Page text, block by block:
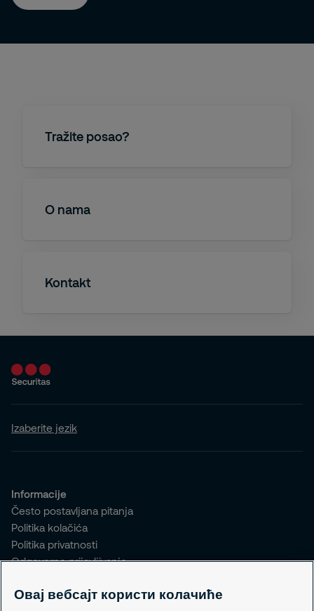
Tražite posao?
O nama
Kontakt
Izaberite jezik
Informacije
Često postavljana pitanja
Politika kolačića
Politika privatnosti
Odgovorno prijavljivanje
Kontakt
Овај вебсајт користи колачиће